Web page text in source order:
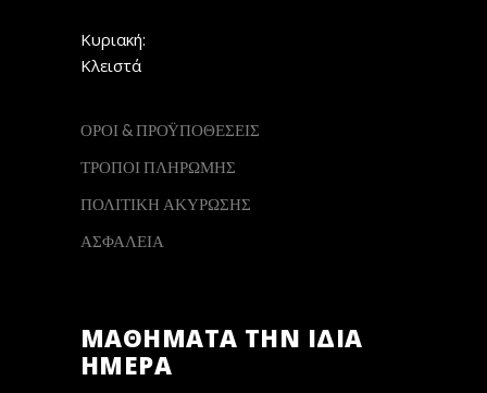
Κυριακή:
Κλειστά
ΟΡΟΙ & ΠΡΟΫΠΟΘΕΣΕΙΣ
ΤΡΟΠΟΙ ΠΛΗΡΩΜΗΣ
ΠΟΛΙΤΙΚΗ ΑΚΥΡΩΣΗΣ
ΑΣΦΑΛΕΙΑ
ΜΑΘΗΜΑΤΑ ΤΗΝ ΙΔΙΑ
ΗΜΕΡΑ